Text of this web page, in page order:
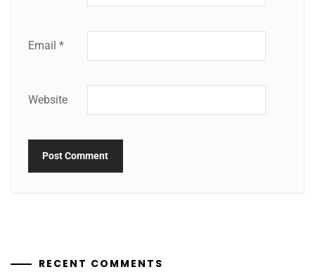
Email *
Website
RECENT COMMENTS